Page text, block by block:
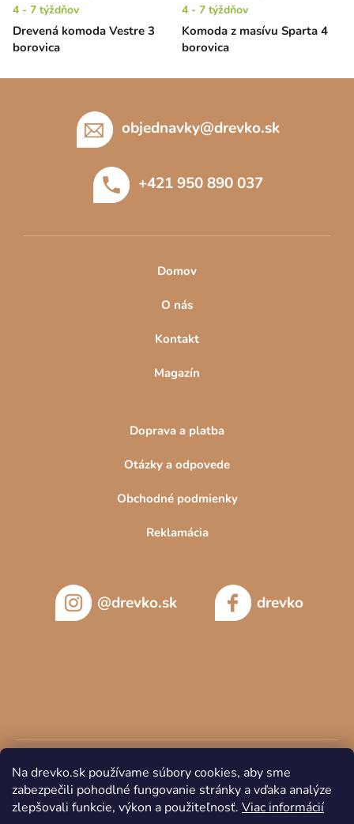
Na drevko.sk používame súbory cookies, aby sme
zabezpečili pohodlné fungovanie stránky a vďaka analýze
zlepšovali funkcie, výkon a použiteľnosť. Viac informácií
Drevená komoda Vestre 3
borovica
4 - 7 týždňov
Komoda z masívu Sparta 4
borovica
4 - 7 týždňov
objednavky@drevko.sk
+421 950 890 037
Domov
O nás
Kontakt
Magazín
Doprava a platba
Otázky a odpovede
Obchodné podmienky
Reklamácia
@drevko.sk drevko